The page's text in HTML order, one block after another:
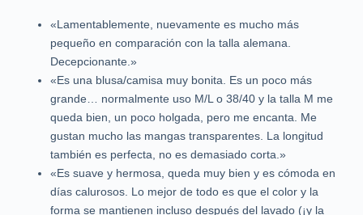
«Lamentablemente, nuevamente es mucho más
pequeño en comparación con la talla alemana.
Decepcionante.»
«Es una blusa/camisa muy bonita. Es un poco más
grande… normalmente uso M/L o 38/40 y la talla M me
queda bien, un poco holgada, pero me encanta. Me
gustan mucho las mangas transparentes. La longitud
también es perfecta, no es demasiado corta.»
«Es suave y hermosa, queda muy bien y es cómoda en
días calurosos. Lo mejor de todo es que el color y la
forma se mantienen incluso después del lavado (¡y la